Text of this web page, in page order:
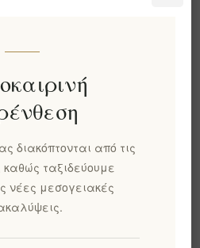
Φτελος 2020 Λευκό
Κρασί - Ποιοτικό
Ελληνικό Κρασί από τα
Αμπελώνες της
Σαντορίνης
EL1802
€80,00 χωρίς ΦΠΑ
ισοδυναμεί με €106,67 ανά
διακόπτονται από τις
καθώς ταξιδεύουμε
νέες μεσογειακές